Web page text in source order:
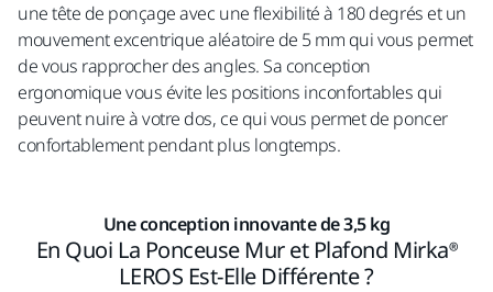
une tête de ponçage avec une flexibilité à 180 degrés et un
mouvement excentrique aléatoire de 5 mm qui vous permet
de vous rapprocher des angles. Sa conception
ergonomique vous évite les positions inconfortables qui
peuvent nuire à votre dos, ce qui vous permet de poncer
confortablement pendant plus longtemps.
Une conception innovante de 3,5 kg
En Quoi La Ponceuse Mur et Plafond Mirka®
LEROS Est-Elle Différente ?